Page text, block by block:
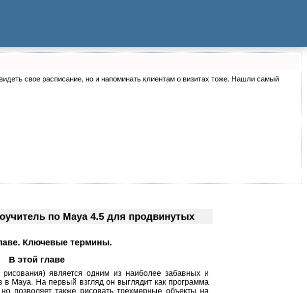
свое расписание, но и напоминать клиентам о визитах тоже. Нашли самый
по Maya 4.5 для продвинутых
Ключевые термины.
В этой главе
является одним из наиболее забавных и
в Maya. На первый взгляд он выглядит как программа
позволяет также рисовать трехмерные объекты на